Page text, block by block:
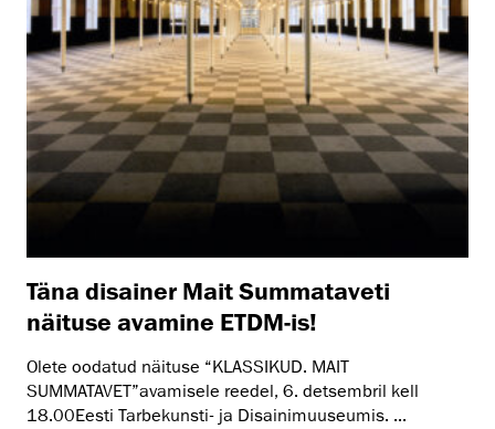
Täna disainer Mait Summataveti
näituse avamine ETDM-is!
Olete oodatud näituse “KLASSIKUD. MAIT
SUMMATAVET”avamisele reedel, 6. detsembril kell
18.00Eesti Tarbekunsti- ja Disainimuuseumis. ...